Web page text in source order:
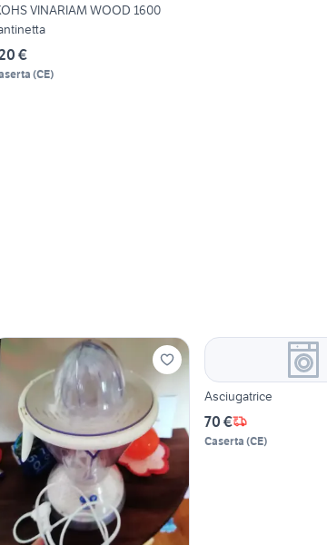
VINARIAM WOOD 1600
€
(CE)
Asciugatrice
70 €
Caserta (CE)